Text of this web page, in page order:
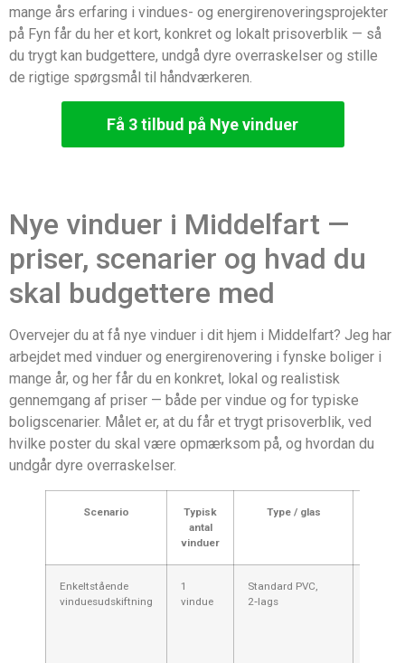
mange års erfaring i vindues- og energirenoveringsprojekter
på Fyn får du her et kort, konkret og lokalt prisoverblik — så
du trygt kan budgettere, undgå dyre overraskelser og stille
de rigtige spørgsmål til håndværkeren.
Få 3 tilbud på Nye vinduer
Nye vinduer i Middelfart —
priser, scenarier og hvad du
skal budgettere med
Overvejer du at få nye vinduer i dit hjem i Middelfart? Jeg har
arbejdet med vinduer og energirenovering i fynske boliger i
mange år, og her får du en konkret, lokal og realistisk
gennemgang af priser — både per vindue og for typiske
boligscenarier. Målet er, at du får et trygt prisoverblik, ved
hvilke poster du skal være opmærksom på, og hvordan du
undgår dyre overraskelser.
Scenario
Typisk
antal
vinduer
Type / glas
Enkeltstående
vinduesudskiftning
1
vindue
Standard PVC,
2‑lags